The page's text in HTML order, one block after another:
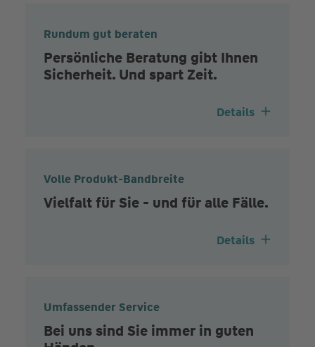
Rundum gut beraten
Persönliche Beratung gibt Ihnen
Sicherheit. Und spart Zeit.
Details
Volle Produkt-Bandbreite
Vielfalt für Sie - und für alle Fälle.
Details
Umfassender Service
Bei uns sind Sie immer in guten